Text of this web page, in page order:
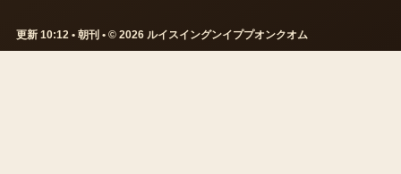
更新 10:12 • 朝刊 • © 2026 ルイスイングンイププオンクオム